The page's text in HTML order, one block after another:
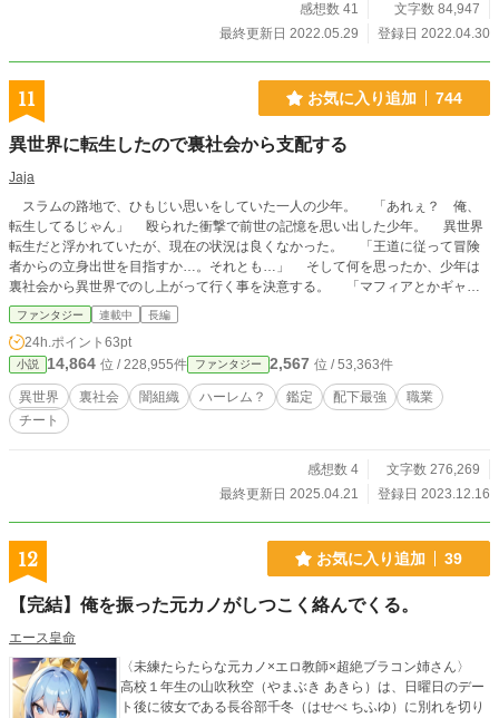
感想数 41
文字数 84,947
最終更新日 2022.05.29
登録日 2022.04.30
11 お気に入り追加 744
異世界に転生したので裏社会から支配する
Jaja
スラムの路地で、ひもじい思いをしていた一人の少年。 「あれぇ？ 俺、
転生してるじゃん」 殴られた衝撃で前世の記憶を思い出した少年。 異世界
転生だと浮かれていたが、現在の状況は良くなかった。 「王道に従って冒険
者からの立身出世を目指すか…。それとも…」 そして何を思ったか、少年は
裏社会から異世界でのし上がって行く事を決意する。 「マフィアとかギャン
グのボスってカッコいいよね！」 これは異世界に転生した少年が唯一無二の
能力を授かり、仲間と共に裏社会から異世界を支配していくお話。 ※この作
品はカクヨム様にも更新しています。
ファンタジー 連載中 長編
24h.ポイント 63pt
小説 14,864 位 / 228,955件 ファンタジー 2,567 位 / 53,363件
異世界 裏社会 闇組織 ハーレム？ 鑑定 配下最強
職業
チート
感想数 4
文字数 276,269
最終更新日 2025.04.21
登録日 2023.12.16
12 お気に入り追加 39
【完結】俺を振った元カノがしつこく絡んでくる。
エース皇命
〈未練たらたらな元カノ×エロ教師×超絶ブラコン姉さん〉
高校１年生の山吹秋空（やまぶき あきら）は、日曜日のデー
ト後に彼女である長谷部千冬（はせべ ちふゆ）に別れを切り